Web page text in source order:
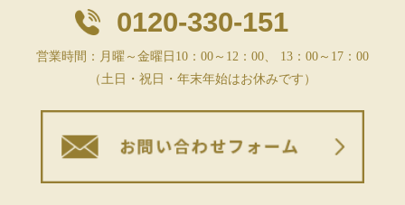
0120-330-151
営業時間：月曜～金曜日10：00～12：00、 13：00～17：00
（土日・祝日・年末年始はお休みです）